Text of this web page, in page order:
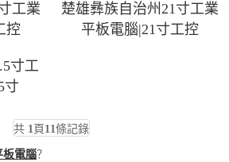
工業
控
楚雄彝族自治州21寸工業
平板電腦|21寸工控
寸工
寸
共 1頁 11條記錄
板電腦？